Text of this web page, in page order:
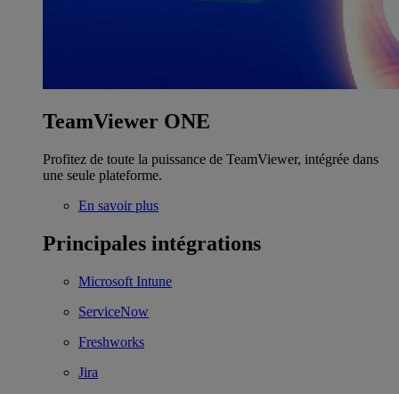
TeamViewer ONE
Profitez de toute la puissance de TeamViewer, intégrée dans
une seule plateforme.
En savoir plus
Principales intégrations
Microsoft Intune
ServiceNow
Freshworks
Jira